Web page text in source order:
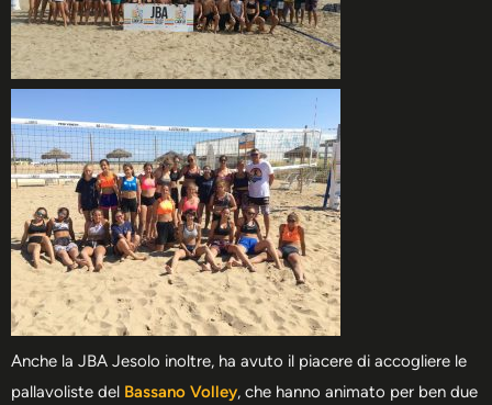
Anche la JBA Jesolo inoltre, ha avuto il piacere di accogliere le
pallavoliste del Bassano Volley, che hanno animato per ben due